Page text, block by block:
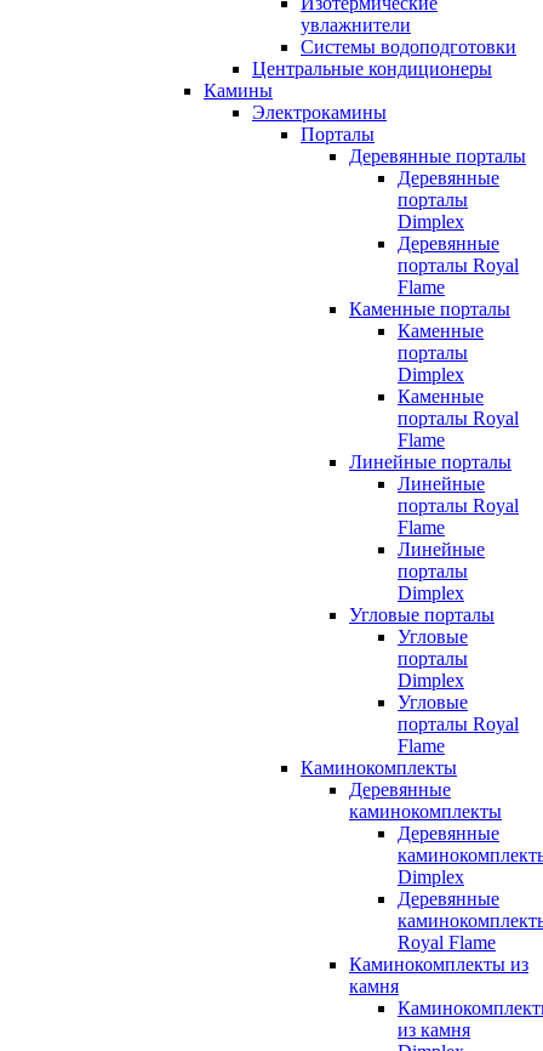
увлажнители
Системы водоподготовки
Центральные кондиционеры
Камины
Электрокамины
Порталы
Деревянные порталы
Деревянные
порталы
Dimplex
Деревянные
порталы Royal
Flame
Каменные порталы
Каменные
порталы
Dimplex
Каменные
порталы Royal
Flame
Линейные порталы
Линейные
порталы Royal
Flame
Линейные
порталы
Dimplex
Угловые порталы
Угловые
порталы
Dimplex
Угловые
порталы Royal
Flame
Каминокомплекты
Деревянные
каминокомплекты
Деревянные
Dimplex
Деревянные
Royal Flame
Каминокомплекты из
камня
из камня